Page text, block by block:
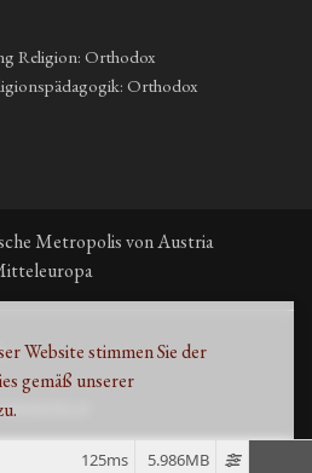
Website stimmen Sie der
gemäß unserer
Religion: Orthodox
Orthodox
Metropolis von Austria
5.986MB
125ms